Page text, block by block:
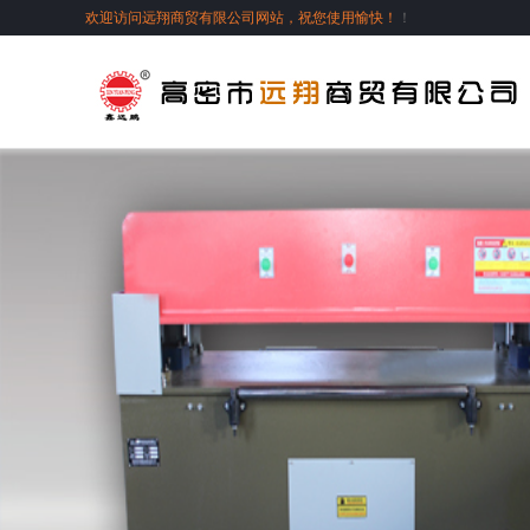
欢迎访问远翔商贸有限公司网站，祝您使用愉快！ ！